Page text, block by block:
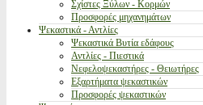
Σχίστες Ξύλων - Κορμών
Προσφορές μηχανημάτων
Ψεκαστικά - Αντλίες
Ψεκαστικά Βυτία εδάφους
Αντλίες - Πιεστικά
Νεφελοψεκαστήρες - Θειωτήρες
Εξαρτήματα ψεκαστικών
Προσφορές ψεκαστικών